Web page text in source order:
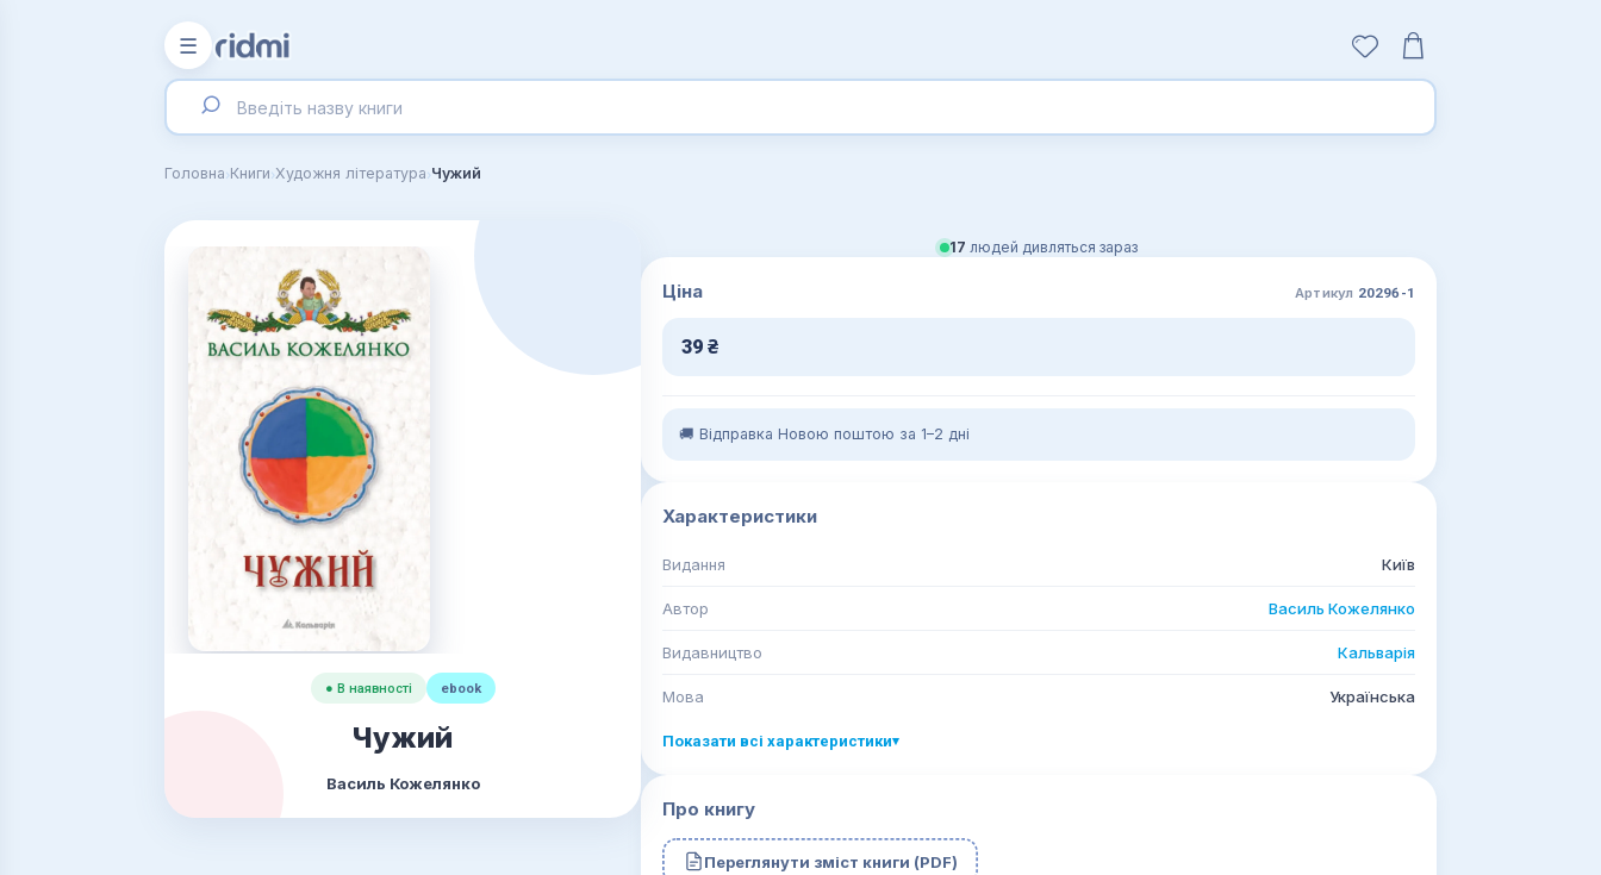
☰
Головна›Книги›Художня література›Чужий
● В наявності ebook
Чужий
Василь Кожелянко
17 людей дивляться зараз
Ціна Артикул 20296-1
39 ₴
🚚 Відправка Новою поштою за 1–2 дні
Характеристики
Видання Київ
Автор Василь Кожелянко
Видавництво Кальварія
Мова Українська
Показати всі характеристики▾
Про книгу
Переглянути зміст книги (PDF)